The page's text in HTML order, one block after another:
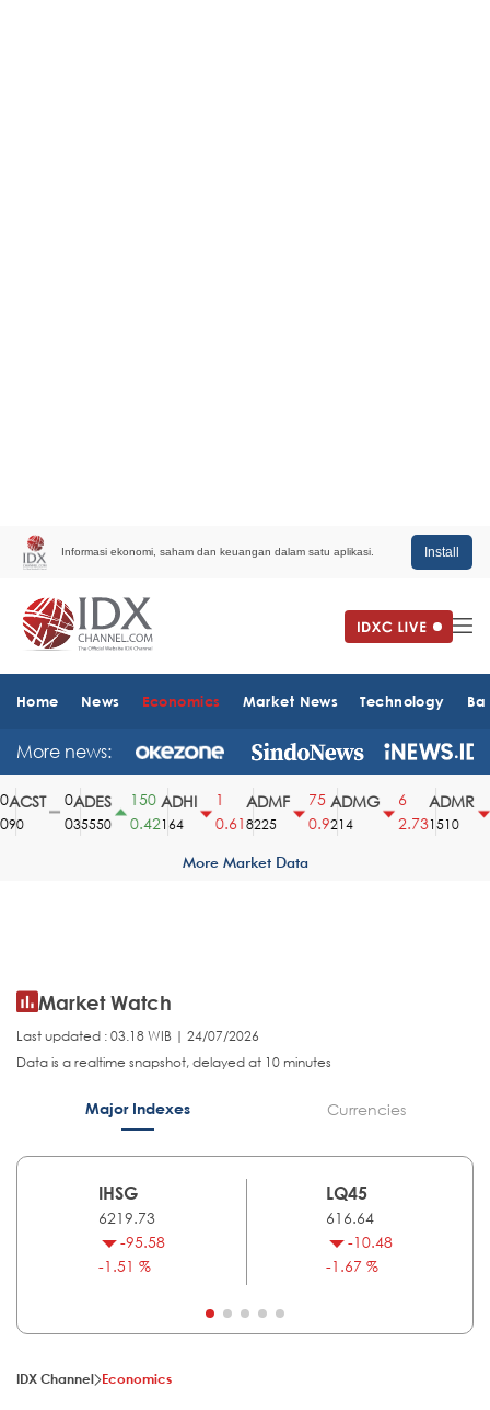
Informasi ekonomi, saham dan keuangan dalam satu aplikasi. Install
Home News Economics Market News Technology
More news:
ADES
35550
150
0.42
ADHI
164
0.61
ADMF
8225
0.9
ADMG
214
2.73
ADMR
1510
More Market Data
Market Watch
Last updated : 03.18 WIB | 24/07/2026
Data is a realtime snapshot, delayed at 10 minutes
Major Indexes Currencies
IHSG
6219.73
-95.58
-1.51 %
LQ45
616.64
-10.48
-1.67 %
IDX Channel Economics